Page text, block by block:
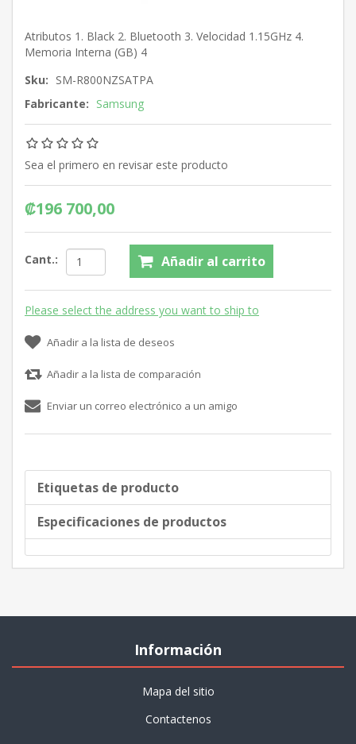
Atributos 1. Black 2. Bluetooth 3. Velocidad 1.15GHz 4.
Memoria Interna (GB) 4
Sku: SM-R800NZSATPA
Fabricante: Samsung
Sea el primero en revisar este producto
₡196 700,00
Cant.: Añadir al carrito
Please select the address you want to ship to
Añadir a la lista de deseos
Añadir a la lista de comparación
Enviar un correo electrónico a un amigo
Etiquetas de producto
Especificaciones de productos
Información
Mapa del sitio
Contactenos